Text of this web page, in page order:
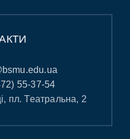
55-37-54
пл. Театральна, 2